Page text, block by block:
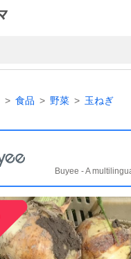
食品 野菜 玉ねぎ
Buyee - A